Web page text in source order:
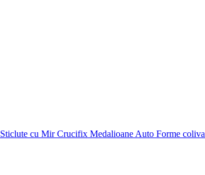
Sticlute cu MirCrucifix Medalioane Auto Forme coliva